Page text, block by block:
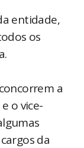
entidade,
os
a
o vice-
da